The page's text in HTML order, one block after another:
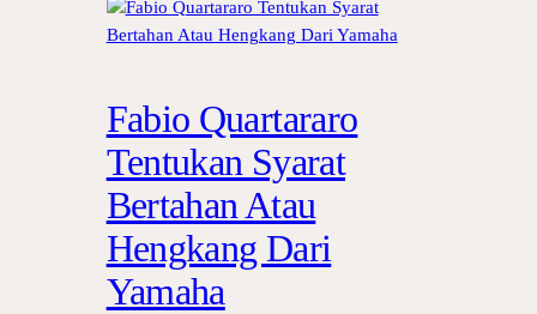
Fabio Quartararo
Tentukan Syarat
Bertahan Atau
Hengkang Dari
Yamaha